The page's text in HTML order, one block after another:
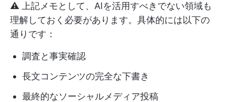
⚠️ 上記メモとして、AIを活用すべきでない領域も
理解しておく必要があります。具体的には以下の
通りです：
調査と事実確認
長文コンテンツの完全な下書き
最終的なソーシャルメディア投稿